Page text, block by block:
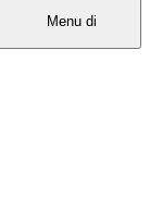
Menu di